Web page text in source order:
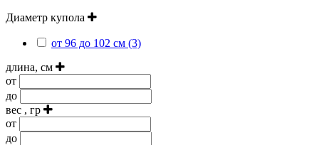
Диаметр купола
от 96 до 102 см (3)
длина, см
от
до
вес , гр
от
до